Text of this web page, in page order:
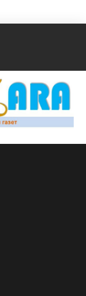
газеті